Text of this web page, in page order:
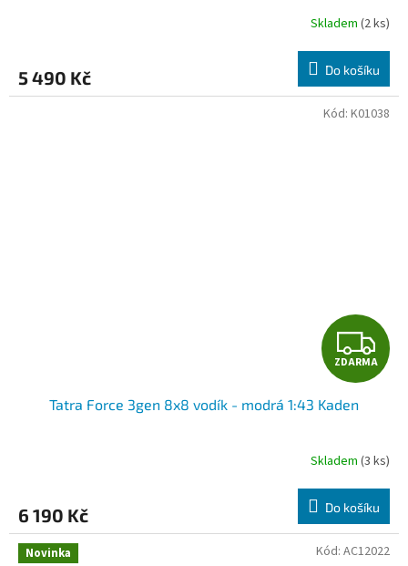
R
M
A
Skladem (2 ks)
5 490 Kč Do košíku
Z
D
R
M
A
ZDARMA
Tatra Force 3gen 8x8 vodík - modrá 1:43 Kaden
Skladem (3 ks)
6 190 Kč Do košíku
Kód: K01038
Novinka
Kód: AC12022